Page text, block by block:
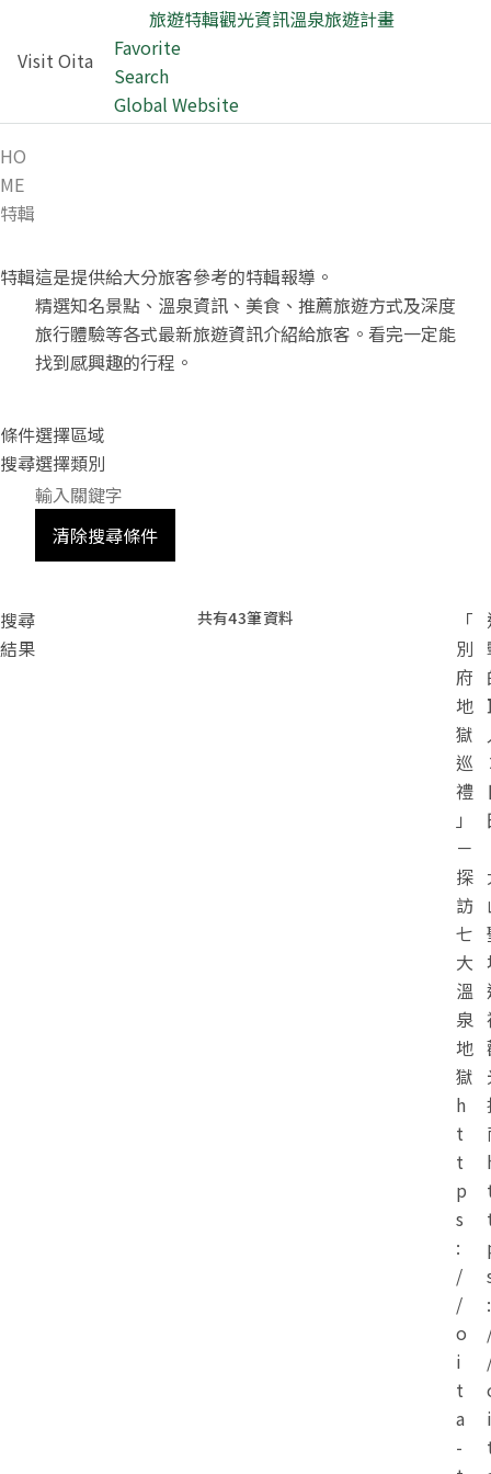
Visit Oita
旅遊特輯觀光資訊溫泉旅遊計畫
Favorite
Search
Global Website
HO
ME
特輯
特輯這是提供給大分旅客參考的特輯報導。
精選知名景點、溫泉資訊、美食、推薦旅遊方式及深度
旅行體驗等各式最新旅遊資訊介紹給旅客。看完一定能
找到感興趣的行程。
條件
搜尋
選擇區域
選擇類別
清除搜尋條件
搜尋
結果
共有43筆資料
「
別
府
地
獄
巡
禮
」
－
探
訪
七
大
溫
泉
地
獄
h
t
t
p
s
:
/
/
o
i
t
a
-
:
i